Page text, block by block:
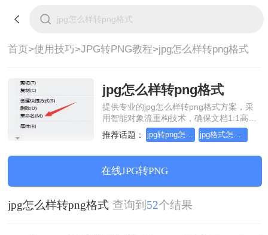
首页>使用技巧>JPG转PNG教程>jpg怎么样转png格式
jpg怎么样转png格式
提供专业的jpg怎么样转png格式方案，采
用智能对象流重构技术，确保文档1:1高保
真还原且排版不乱码。支持一键批量处
理，全链路 SSL 加密保障隐私安全。助您
装，高效办公。
推荐话题： jpg转png怎么转换 jpg格式怎么转换png
在线JPG转PNG
jpg怎么样转png格式 查询到 52个结果